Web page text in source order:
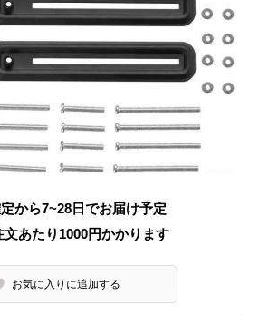
から7~28日でお届け予定
あたり 1000円かかります
お気に入りに追加する